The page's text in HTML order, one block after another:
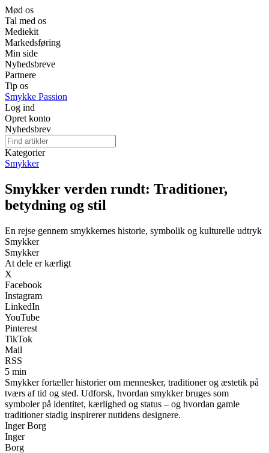
Mød os
Tal med os
Mediekit
Markedsføring
Min side
Nyhedsbreve
Partnere
Tip os
Smykke Passion
Log ind
Opret konto
Nyhedsbrev
Kategorier
Smykker
Smykker verden rundt: Traditioner,
betydning og stil
En rejse gennem smykkernes historie, symbolik og kulturelle udtryk
Smykker
Smykker
At dele er kærligt
X
Facebook
Instagram
LinkedIn
YouTube
Pinterest
TikTok
Mail
RSS
5 min
Smykker fortæller historier om mennesker, traditioner og æstetik på
tværs af tid og sted. Udforsk, hvordan smykker bruges som
symboler på identitet, kærlighed og status – og hvordan gamle
traditioner stadig inspirerer nutidens designere.
Inger Borg
Inger
Borg